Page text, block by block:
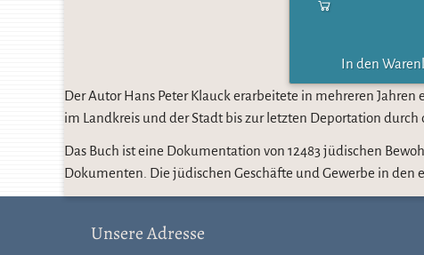
In den
Der Autor Hans Peter Klauck erarbeitete in mehreren
im Landkreis und der Stadt bis zur letzten Deportation durch
Das Buch ist eine Dokumentation von 12483 jüdischen
Dokumenten. Die jüdischen Geschäfte und Gewerbe in den
Unsere Adresse